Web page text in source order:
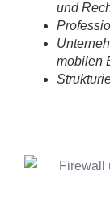
und
mobilen